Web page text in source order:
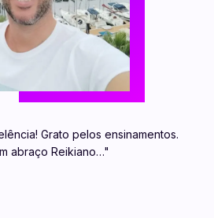
Grato pelos ensinamentos.
abraço Reikiano…"